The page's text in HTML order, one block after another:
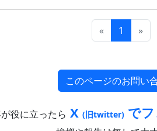
« 1 »
このページのお問い
役に立ったら X(旧twitter) で